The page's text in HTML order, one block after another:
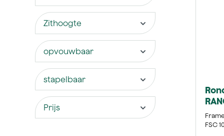
Zithoogte
opvouwbaar
stapelbaar
Prijs
FSC